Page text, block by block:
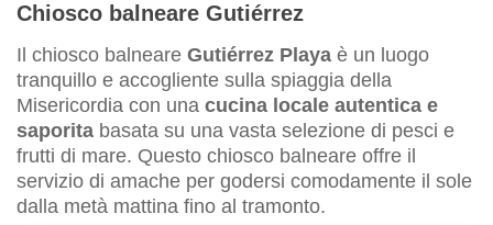
Chiosco balneare Gutiérrez
Il chiosco balneare Gutiérrez Playa è un luogo
tranquillo e accogliente sulla spiaggia della
Misericordia con una cucina locale autentica e
saporita basata su una vasta selezione di pesci e
frutti di mare. Questo chiosco balneare offre il
servizio di amache per godersi comodamente il sole
dalla metà mattina fino al tramonto.